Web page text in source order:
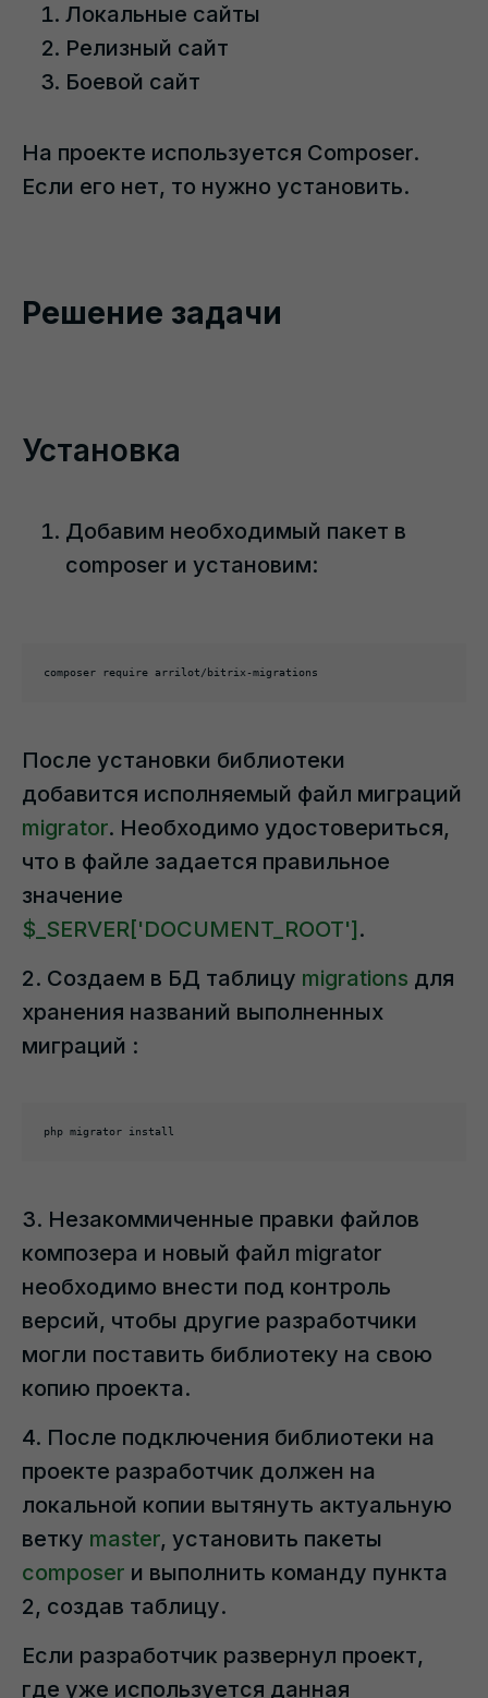
Локальные сайты
Релизный сайт
Боевой сайт
На проекте используется Composer.
Если его нет, то нужно установить.
Решение задачи
Установка
Добавим необходимый пакет в
composer и установим:
composer require arrilot/bitrix-migrations
После установки библиотеки
добавится исполняемый файл миграций
migrator. Необходимо удостовериться,
что в файле задается правильное
значение
$_SERVER['DOCUMENT_ROOT'].
2. Создаем в БД таблицу migrations для
хранения названий выполненных
миграций :
php migrator install
3. Незакоммиченные правки файлов
композера и новый файл migrator
необходимо внести под контроль
версий, чтобы другие разработчики
могли поставить библиотеку на свою
копию проекта.
4. После подключения библиотеки на
проекте разработчик должен на
локальной копии вытянуть актуальную
ветку master, установить пакеты
composer и выполнить команду пункта
2, создав таблицу.
Если разработчик развернул проект,
где уже используется данная